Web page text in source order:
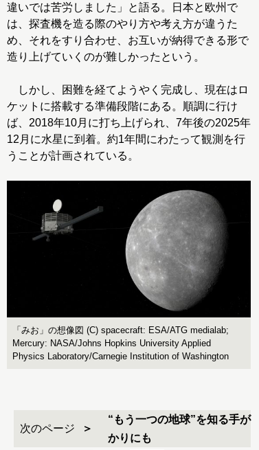
違いでは苦労しました」と語る。日本と欧州で
は、探査機を造る際のやり方や考え方が違うた
め、それをすり合わせ、お互いが納得できる形で
造り上げていくのが難しかったという。
しかし、困難を経てようやく完成し、現在はロ
ケットに搭載する準備段階にある。順調に行け
ば、2018年10月に打ち上げられ、7年後の2025年
12月に水星に到着。約1年間にわたって観測を行
うことが計画されている。
「みお」の想像図 (C) spacecraft: ESA/ATG medialab;
Mercury: NASA/Johns Hopkins University Applied
Physics Laboratory/Carnegie Institution of Washington
次のページ
“もう一つの地球”を知る手が
かりにも